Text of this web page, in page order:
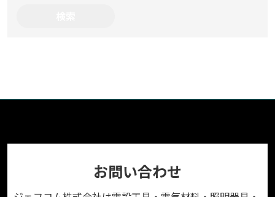
お問い合わせ